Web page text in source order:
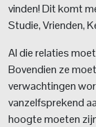
vinden! Dit komt
Studie, Vrienden,
Al die relaties
Bovendien ze
verwachtingen
vanzelfsprekend
hoogte moeten